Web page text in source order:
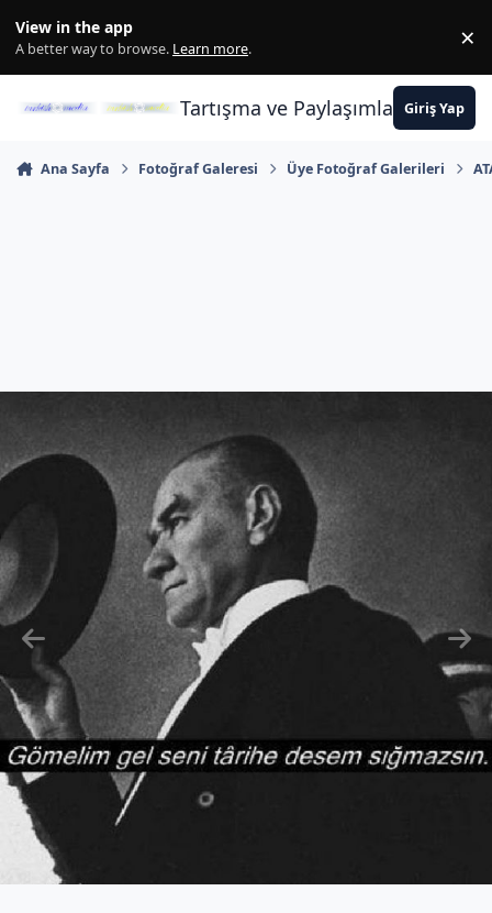
View in the app
A better way to browse. Learn more. ×
Tartışma ve PaylaşımlarınGiriş Yap
Ana Sayfa Fotoğraf Galeresi Üye Fotoğraf Galerileri